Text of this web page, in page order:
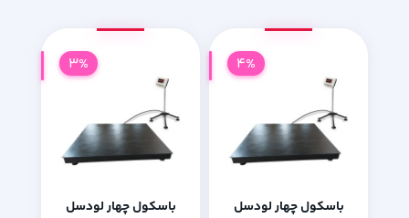
باسکول چهار لودسل
4%
باسکول چهار لودسل
3%